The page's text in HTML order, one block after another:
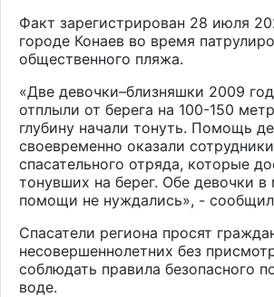
Факт зарегистрирован 28 июля
городе Конаев во время
общественного пляжа.
«Две девочки–близняшки 2009
отплыли от берега на 100-150
глубину начали тонуть. Помощь
своевременно оказали
спасательного отряда, которые
тонувших на берег. Обе девочки
помощи не нуждались», -
Спасатели региона просят
несовершеннолетних без
соблюдать правила безопасного
воде.